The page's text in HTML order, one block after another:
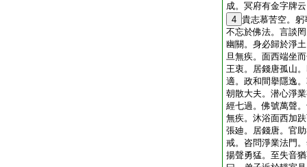
成。冥府有金字牌
4 貴志慕苦空。
不忘於佛法。言談
幽關。身必歸於淨
旦無疾。面西端坐
王衷。居錢唐孤山
適。政和間擧隱逸
朝散大夫。潜心淨
經七過。佛號萬聲
無疾。沐浴面西加
張廸。居錢唐。官
戒。咨問淨業法門
揚聲勇猛。至失音